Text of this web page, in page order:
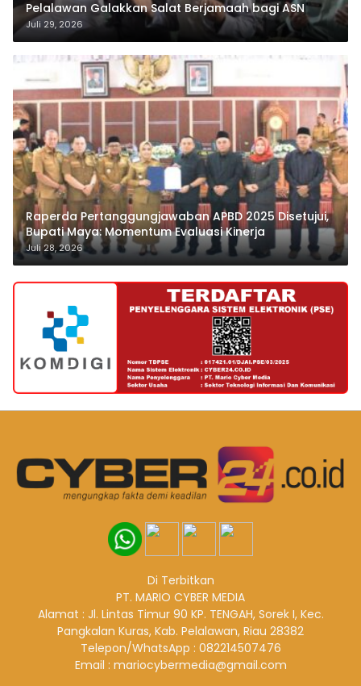
Pelalawan Galakkan Salat Berjamaah bagi ASN
Juli 29, 2026
Raperda Pertanggungjawaban APBD 2025 Disetujui,
Bupati Maya: Momentum Evaluasi Kinerja
Juli 28, 2026
Di Terbitkan
PT. MARIO CYBER MEDIA
Alamat : Jl. Lintas Timur 90 KP. TENGAH, Sorek I, Kec.
Pangkalan Kuras, Kab. Pelalawan, Riau 28382
Telepon/WhatsApp : 082214507476
Email : mariocybermedia@gmail.com